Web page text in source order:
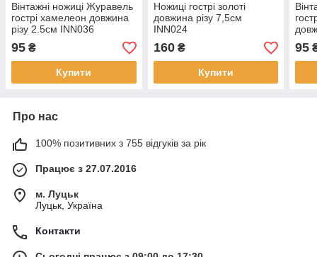
Вінтажні ножиці Журавель
гострі хамелеон довжина
різу 2.5см INN036
95 ₴
Купити
Ножиці гострі золоті
довжина різу 7,5cм
INN024
160₴
Купити
95
Про нас
100% позитивних з 755 відгуків за рік
Працює з 27.07.2016
м. Луцьк
Луцьк, Україна
Контакти